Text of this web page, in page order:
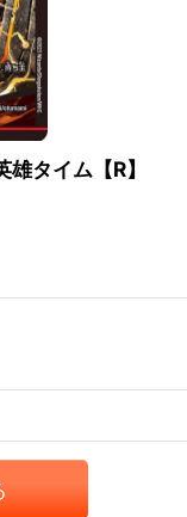
タイム【R】